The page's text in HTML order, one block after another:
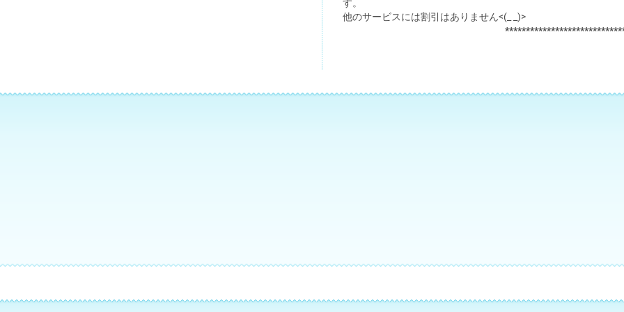
す。
他のサービスには割引はありません<(_ _)>